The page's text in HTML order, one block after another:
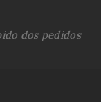
dos pedidos